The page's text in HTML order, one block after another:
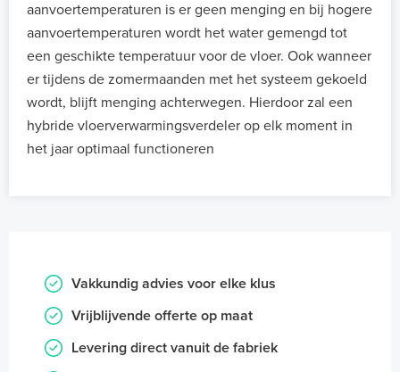
aanvoertemperaturen is er geen menging en bij hogere
aanvoertemperaturen wordt het water gemengd tot
een geschikte temperatuur voor de vloer. Ook wanneer
er tijdens de zomermaanden met het systeem gekoeld
wordt, blijft menging achterwegen. Hierdoor zal een
hybride vloerverwarmingsverdeler op elk moment in
het jaar optimaal functioneren
Vakkundig advies voor elke klus
Vrijblijvende offerte op maat
Levering direct vanuit de fabriek